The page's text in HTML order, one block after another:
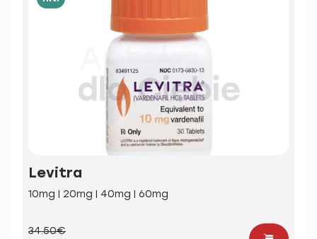
Levitra
10mg | 20mg | 40mg | 60mg
34.50€